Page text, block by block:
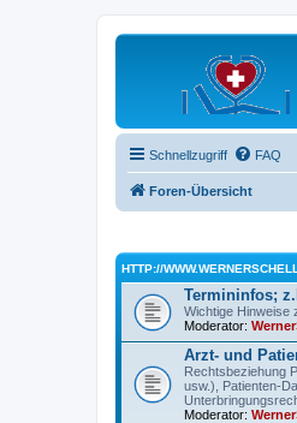
Schnellzugriff FAQ
Foren-Übersicht
HTTP://
Termininfos;
Wichtige Hinweise
Moderator:
Arzt- und
Rechtsbeziehung
usw.), Patienten-
Moderator: